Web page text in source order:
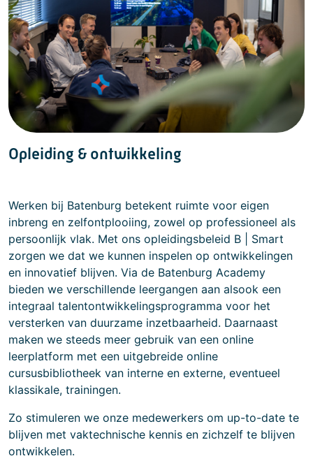
Opleiding & ontwikkeling
Werken bij Batenburg betekent ruimte voor eigen
inbreng en zelfontplooiing, zowel op professioneel als
persoonlijk vlak. Met ons opleidingsbeleid B | Smart
zorgen we dat we kunnen inspelen op ontwikkelingen
en innovatief blijven. Via de Batenburg Academy
bieden we verschillende leergangen aan alsook een
integraal talentontwikkelingsprogramma voor het
versterken van duurzame inzetbaarheid. Daarnaast
maken we steeds meer gebruik van een online
leerplatform met een uitgebreide online
cursusbibliotheek van interne en externe, eventueel
klassikale, trainingen.
Zo stimuleren we onze medewerkers om up-to-date te
blijven met vaktechnische kennis en zichzelf te blijven
ontwikkelen.